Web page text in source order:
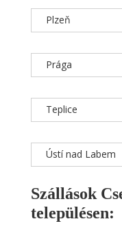
Plzeň
Prága
Teplice
Ústí nad Labem
Szállások
településen: